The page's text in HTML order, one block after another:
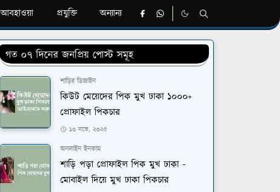
আবহাওয়া প্রযুক্তি অন্যান্য
গত ০৭ দিনের জনপ্রিয় পোস্ট সমূহ
শাড়ির ডিজাইন
কিউট মেয়েদের পিক মুখ ঢাকা ১০০০+
প্রোফাইল পিকচার
১০ নভে, ২০২৫
অনলাইন ইনকাম
শাড়ি পড়া প্রোফাইল পিক মুখ ঢাকা -
মোবাইল দিয়ে মুখ ঢাকা পিকচার